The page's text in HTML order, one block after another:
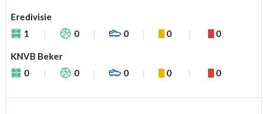
Eredivisie
1
0 0 0 0
KNVB Beker
0
0 0 0 0